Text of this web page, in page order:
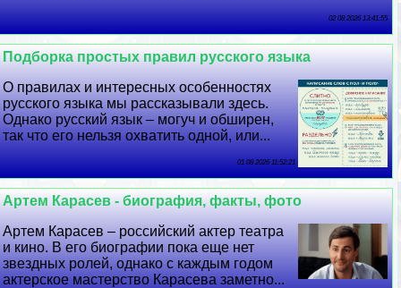
02 08 2026 13:41:55
Подборка простых правил русского языка
О правилах и интересных особенностях
русского языка мы рассказывали здесь.
Однако русский язык – могуч и обширен,
так что его нельзя охватить одной, или...
01 08 2026 11:52:21
Артем Карасев - биография, факты, фото
Артем Карасев – российский актер театра
и кино. В его биографии пока еще нет
звездных ролей, однако с каждым годом
актерское мастерство Карасева заметно...